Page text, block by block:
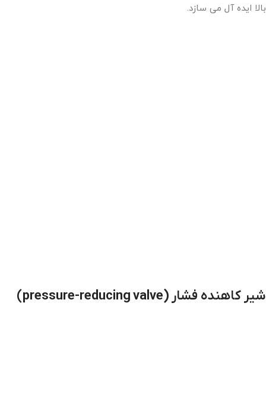
بالا ایده آل می سازد.
شیر کاهنده فشار (pressure-reducing valve
)